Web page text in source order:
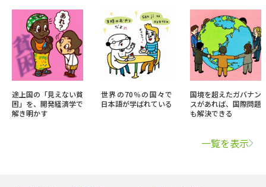
途上国の「見えない貧
困」を、開発経済学で
解き明かす
世界の70％の国々で
日本語が学ばれている
国境を超えたガバナン
スがあれば、国際問題
も解決できる
一覧を表示